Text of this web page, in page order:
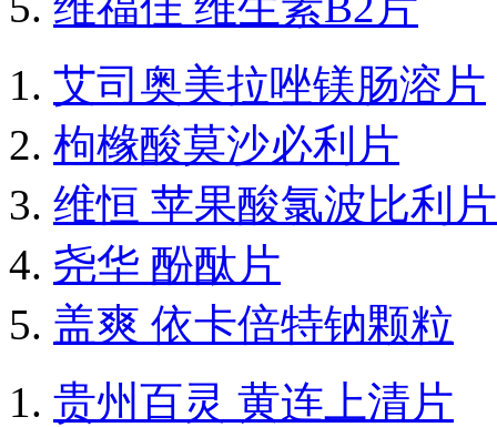
艾司奥美拉唑镁肠溶片
枸橼酸莫沙必利片
维恒 苹果酸氯波比利片
尧华 酚酞片
盖爽 依卡倍特钠颗粒
贵州百灵 黄连上清片